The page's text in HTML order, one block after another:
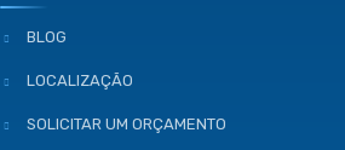
BLOG
LOCALIZAÇÃO
SOLICITAR UM ORÇAMENTO